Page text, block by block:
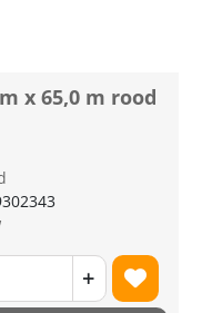
x 65,0 m rood
+